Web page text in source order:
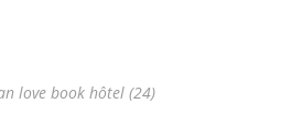
love book hôtel (24)